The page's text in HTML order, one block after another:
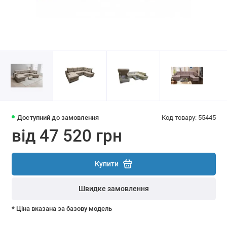
Доступний до замовлення Код товару: 55445
від 47 520 грн
Купити
Швидке замовлення
* Ціна вказана за базову модель